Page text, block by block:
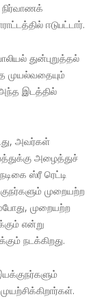
ஈடுபட்டார்.
துன்புறுத்தல்
முயல்வதையும்
இடத்தில்
அவர்கள்
அழைத்துச்
ஸ்ரீ ரெட்டி
முறையற்ற
முறையற்ற
என்று
நடக்கிறது.